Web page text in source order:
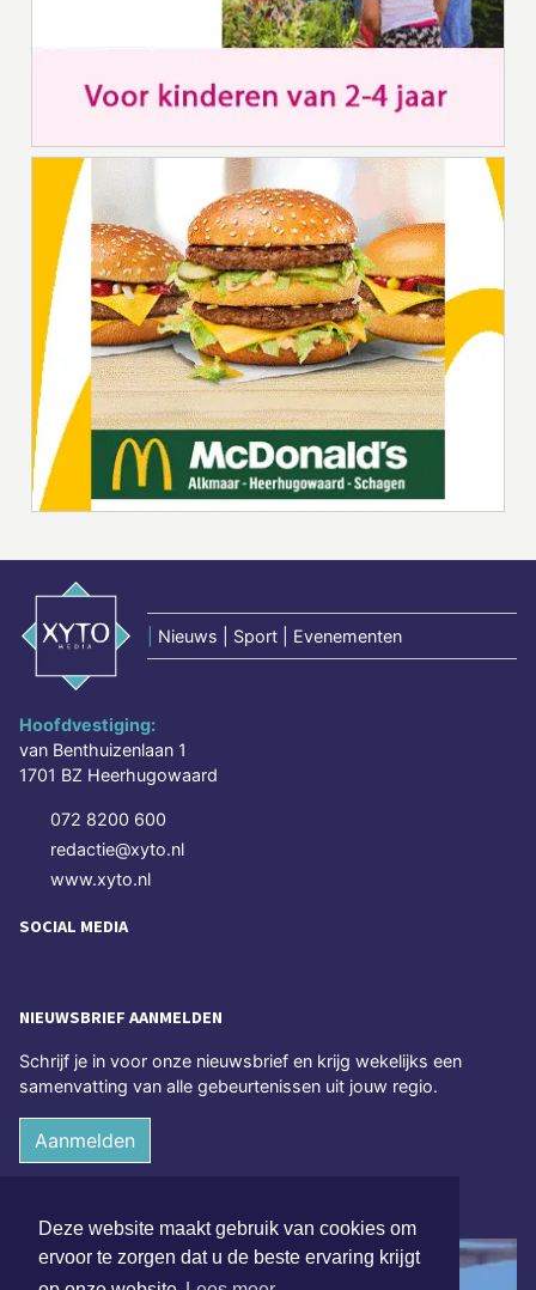
Deze website maakt gebruik van cookies om
ervoor te zorgen dat u de beste ervaring krijgt
Nieuws | Sport | Evenementen
Hoofdvestiging:
van Benthuizenlaan 1
1701 BZ Heerhugowaard
072 8200 600
redactie@xyto.nl
www.xyto.nl
SOCIAL MEDIA
NIEUWSBRIEF AANMELDEN
Schrijf je in voor onze nieuwsbrief en krijg wekelijks een
samenvatting van alle gebeurtenissen uit jouw regio.
Aanmelden